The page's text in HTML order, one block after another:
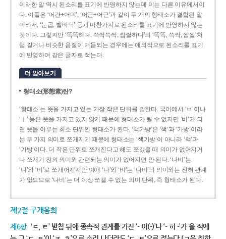
이러한 말 역시 된소리를 표기에 반영하지 않는데 이는 다른 이유에서이
다. 이들은 ‘어간+어미’, ‘어근+어근’과 같이 두 개의 형태소가 결합된 말
이라서, ‘눈곱, 발바닥’ 등과 마찬가지로 된소리를 표기에 반영하지 않는
것이다. 그렇지만 ‘똑똑하다, 쓱싹쓱싹, 쌉쌀하다’의 ‘똑똑, 쓱싹, 쌉쌀’처
럼 같거나 비슷한 음절이 거듭되는 경우에는 예외적으로 된소리를 표기
에 반영하여 같은 글자로 적는다.
더 알아보기
형태소(形態素)란?
‘형태소’는 뜻을 가지고 있는 가장 작은 단위를 말한다. 국어에서 ‘ㅂ’이나
‘ㅣ’ 등은 뜻을 가지고 있지 않기 때문에 형태소가 될 수 없지만 ‘비’가 되
면 뜻을 이루는 최소 단위인 형태소가 된다. ‘책가방’은 ‘책’과 ‘가방’이라
는 두 가지 의미로 쪼개지기 때문에 형태소는 ‘책가방’이 아니라 ‘책’과
‘가방’이다. 더 작은 단위로 쪼개진다고 해도 쪼갰을 때 의미가 없어지거
나 쪼개기 전의 의미와 관련되는 의미가 없어지면 안 된다. ‘나비’는
‘나’와 ‘비’로 쪼개어지지만 이때 ‘나’와 ‘비’는 ‘나비’의 의미와는 전혀 관계
가 없으므로 ‘나비’는 더 이상 쪼갤 수 없는 의미 단위, 즉 형태소가 된다.
제2절 구개음화
제6항 ‘ㄷ, ㅌ’ 받침 뒤에 종속적 관계를 가진 ‘- 이(-)’나 ‘- 히 -’가 올 적에